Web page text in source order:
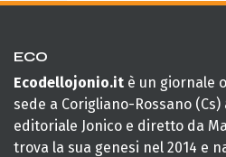
ECO
Ecodellojonio.it è un giornale
sede a Corigliano-Rossano
editoriale Jonico e diretto da
trova la sua genesi nel 2014 e